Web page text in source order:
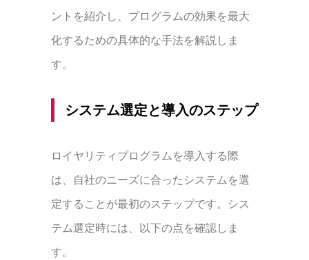
ントを紹介し、プログラムの効果を最大
化するための具体的な手法を解説しま
す。
システム選定と導入のステップ
ロイヤリティプログラムを導入する際
は、自社のニーズに合ったシステムを選
定することが最初のステップです。シス
テム選定時には、以下の点を確認しま
す。